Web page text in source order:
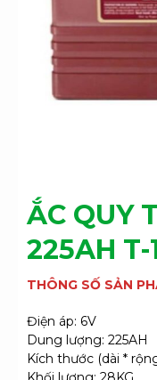
ẮC QUY
225AH
THÔNG SỐ SẢN
Điện áp: 6V
Dung lượng: 225AH
Kích thước (dài *